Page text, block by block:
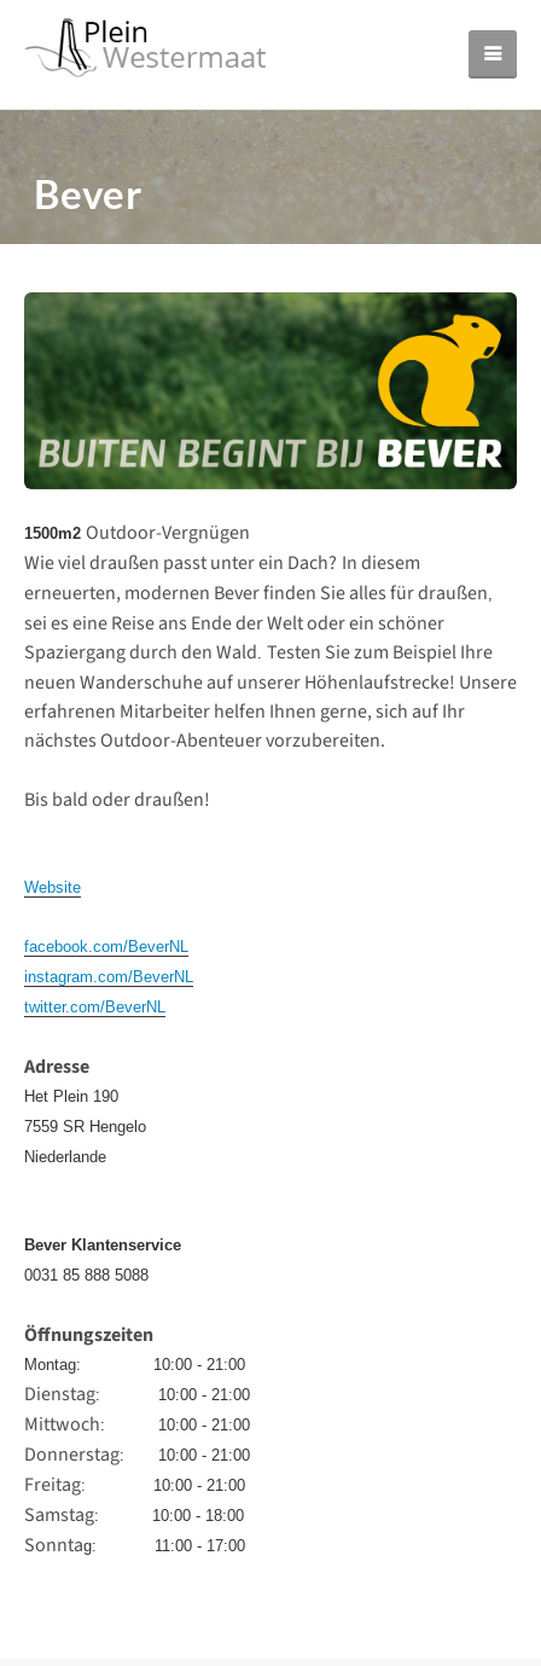
Bever
1500m2 Outdoor-Vergnügen
Wie viel draußen passt unter ein Dach? In diesem
erneuerten, modernen Bever finden Sie alles für draußen,
sei es eine Reise ans Ende der Welt oder ein schöner
Spaziergang durch den Wald. Testen Sie zum Beispiel Ihre
neuen Wanderschuhe auf unserer Höhenlaufstrecke! Unsere
erfahrenen Mitarbeiter helfen Ihnen gerne, sich auf Ihr
nächstes Outdoor-Abenteuer vorzubereiten.
Bis bald oder draußen!
Website
facebook.com/BeverNL
instagram.com/BeverNL
twitter.com/BeverNL
Adresse
Het Plein 190
7559 SR Hengelo
Niederlande
Bever Klantenservice
0031 85 888 5088
Öffnungszeiten
Montag: 10:00 - 21:00
Dienstag: 10:00 - 21:00
Mittwoch: 10:00 - 21:00
Donnerstag: 10:00 - 21:00
Freitag: 10:00 - 21:00
Samstag: 10:00 - 18:00
Sonntag: 11:00 - 17:00